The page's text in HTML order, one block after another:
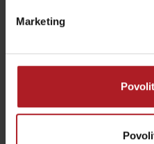
Marketing
Rozprávková vtáčia